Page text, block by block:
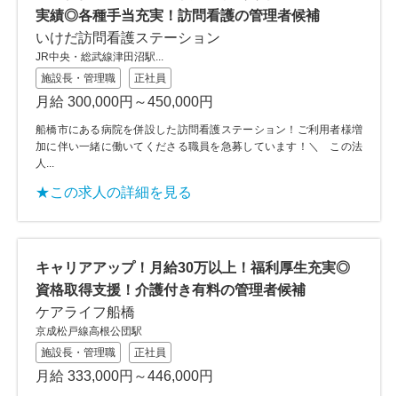
実績◎各種手当充実！訪問看護の管理者候補
いけだ訪問看護ステーション
JR中央・総武線津田沼駅...
施設長・管理職
正社員
月給 300,000円～450,000円
船橋市にある病院を併設した訪問看護ステーション！ご利用者様増
加に伴い一緒に働いてくださる職員を急募しています！＼ この法
人...
★この求人の詳細を見る
キャリアアップ！月給30万以上！福利厚生充実◎
資格取得支援！介護付き有料の管理者候補
ケアライフ船橋
京成松戸線高根公団駅
施設長・管理職
正社員
月給 333,000円～446,000円